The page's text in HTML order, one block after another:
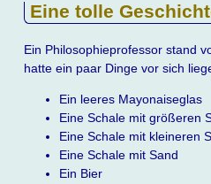
Eine tolle
Ein Philosophieprofessor stand
hatte ein paar Dinge vor sich
Ein leeres Mayonaiseglas
Eine Schale mit größeren
Eine Schale mit kleineren
Eine Schale mit Sand
Ein Bier